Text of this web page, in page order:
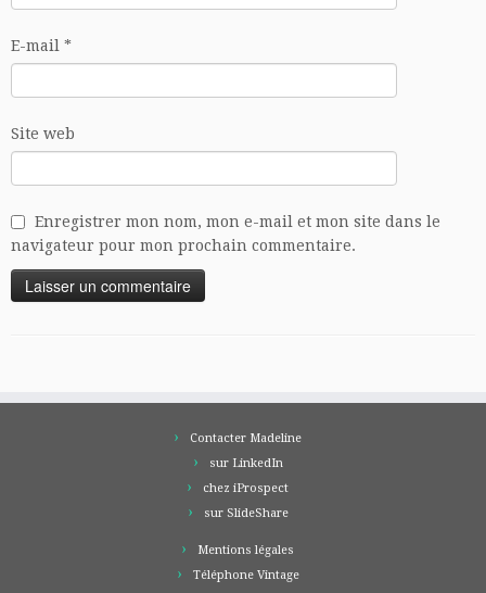
E-mail *
Site web
Enregistrer mon nom, mon e-mail et mon site dans le
navigateur pour mon prochain commentaire.
Contacter Madeline
sur LinkedIn
chez iProspect
sur SlideShare
Mentions légales
Téléphone Vintage